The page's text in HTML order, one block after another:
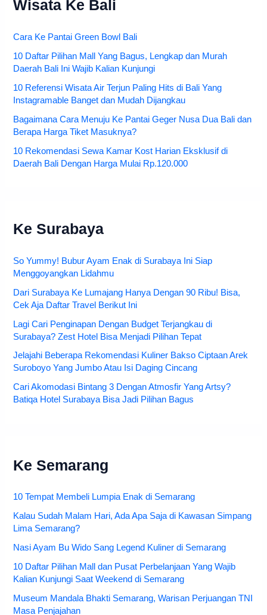
Wisata Ke Bali
Cara Ke Pantai Green Bowl Bali
10 Daftar Pilihan Mall Yang Bagus, Lengkap dan Murah
Daerah Bali Ini Wajib Kalian Kunjungi
10 Referensi Wisata Air Terjun Paling Hits di Bali Yang
Instagramable Banget dan Mudah Dijangkau
Bagaimana Cara Menuju Ke Pantai Geger Nusa Dua Bali dan
Berapa Harga Tiket Masuknya?
10 Rekomendasi Sewa Kamar Kost Harian Eksklusif di
Daerah Bali Dengan Harga Mulai Rp.120.000
Ke Surabaya
So Yummy! Bubur Ayam Enak di Surabaya Ini Siap
Menggoyangkan Lidahmu
Dari Surabaya Ke Lumajang Hanya Dengan 90 Ribu! Bisa,
Cek Aja Daftar Travel Berikut Ini
Lagi Cari Penginapan Dengan Budget Terjangkau di
Surabaya? Zest Hotel Bisa Menjadi Pilihan Tepat
Jelajahi Beberapa Rekomendasi Kuliner Bakso Ciptaan Arek
Suroboyo Yang Jumbo Atau Isi Daging Cincang
Cari Akomodasi Bintang 3 Dengan Atmosfir Yang Artsy?
Batiqa Hotel Surabaya Bisa Jadi Pilihan Bagus
Ke Semarang
10 Tempat Membeli Lumpia Enak di Semarang
Kalau Sudah Malam Hari, Ada Apa Saja di Kawasan Simpang
Lima Semarang?
Nasi Ayam Bu Wido Sang Legend Kuliner di Semarang
10 Daftar Pilihan Mall dan Pusat Perbelanjaan Yang Wajib
Kalian Kunjungi Saat Weekend di Semarang
Museum Mandala Bhakti Semarang, Warisan Perjuangan TNI
Masa Penjajahan